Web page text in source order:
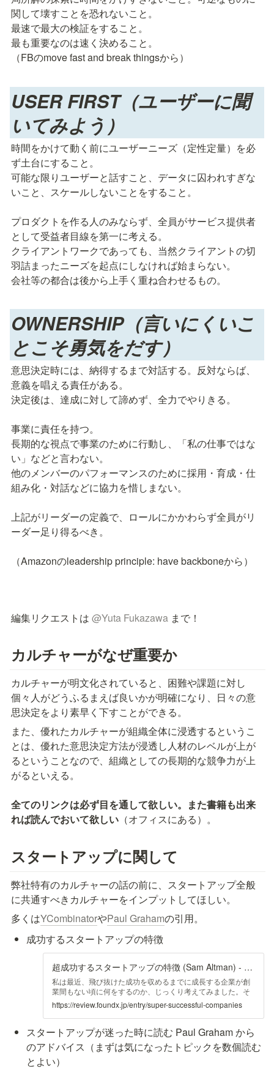
関して壊すことを恐れないこと。
最速で最大の検証をすること。
最も重要なのは速く決めること。
（FBのmove fast and break thingsから）
USER FIRST（ユーザーに聞
いてみよう）
時間をかけて動く前にユーザーニーズ（定性定量）を必
ず土台にすること。
可能な限りユーザーと話すこと、データに囚われすぎな
いこと、スケールしないことをすること。
プロダクトを作る人のみならず、全員がサービス提供者
として受益者目線を第一に考える。
クライアントワークであっても、当然クライアントの切
羽詰まったニーズを起点にしなければ始まらない。
会社等の都合は後から上手く重ね合わせるもの。
OWNERSHIP（言いにくいこ
とこそ勇気をだす）
意思決定時には、納得するまで対話する。反対ならば、
意義を唱える責任がある。
決定後は、達成に対して諦めず、全力でやりきる。
事業に責任を持つ。
長期的な視点で事業のために行動し、「私の仕事ではな
い」などと言わない。
他のメンバーのパフォーマンスのために採用・育成・仕
組み化・対話などに協力を惜しまない。
上記がリーダーの定義で、ロールにかかわらず全員がリ
ーダー足り得るべき。
（Amazonのleadership principle: have backboneから）
編集リクエストは @Yuta Fukazawa まで！
カルチャーがなぜ重要か
カルチャーが明文化されていると、困難や課題に対し
個々人がどうふるまえば良いかが明確になり、日々の意
思決定をより素早く下すことができる。
また、優れたカルチャーが組織全体に浸透するというこ
とは、優れた意思決定方法が浸透し人材のレベルが上が
るということなので、組織としての長期的な競争力が上
がるといえる。
全てのリンクは必ず目を通して欲しい。また書籍も出来
れば読んでおいて欲しい （オフィスにある）。
スタートアップに関して
弊社特有のカルチャーの話の前に、スタートアップ全般
に共通すべきカルチャーをインプットしてほしい。
多くはYCombinatorやPaul Grahamの引用。
成功するスタートアップの特徴
超成功するスタートアップの特徴 (Sam Altman) - FoundX Review - 起業家とスタートアップのためのノウハウ情報
私は最近、飛び抜けた成功を収めるまでに成長する企業が創
業間もない頃に何をするのか、じっくり考えてみました。そ
の結論として、以下のリストを作成しました。これらは個人
的な経験に基づくものであり、多くの例外があることも確か
です。リストの内のいくつかを行っていても失敗に終わるス
タートアップが多いのも事実ですが、このパターンに合わせ
ようとすることには価値があると考えます。 ...
https://review.foundx.jp/entry/super-successful-companies
スタートアップが迷った時に読む Paul Graham から
のアドバイス（まずは気になったトピックを数個読む
とよい）